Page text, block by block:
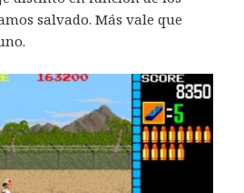
salvado. Más vale que